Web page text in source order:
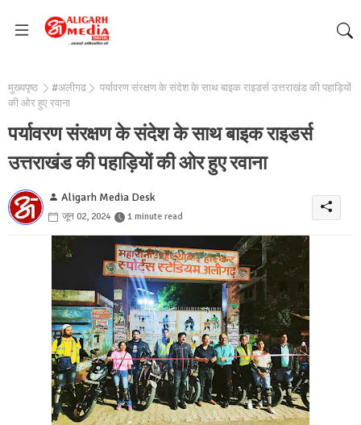
मुख्यपृष्ठ #अलीगढ
पर्यावरण संरक्षण के संदेश के साथ बाइक राइडर्स उत्तराखंड की पहाड़ियों
की ओर हुए रवाना
पर्यावरण संरक्षण के संदेश के साथ बाइक राइडर्स
उत्तराखंड की पहाड़ियों की ओर हुए रवाना
Aligarh Media Desk
जून 02, 2024 1 minute read